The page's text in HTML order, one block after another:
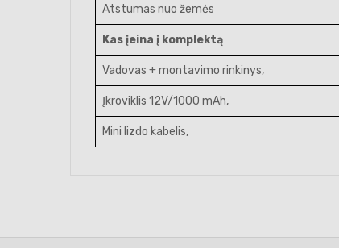
Atstumas nuo žemės
Kas įeina į komplektą
Vadovas + montavimo rinkinys,
Įkroviklis 12V/1000 mAh,
Mini lizdo kabelis,